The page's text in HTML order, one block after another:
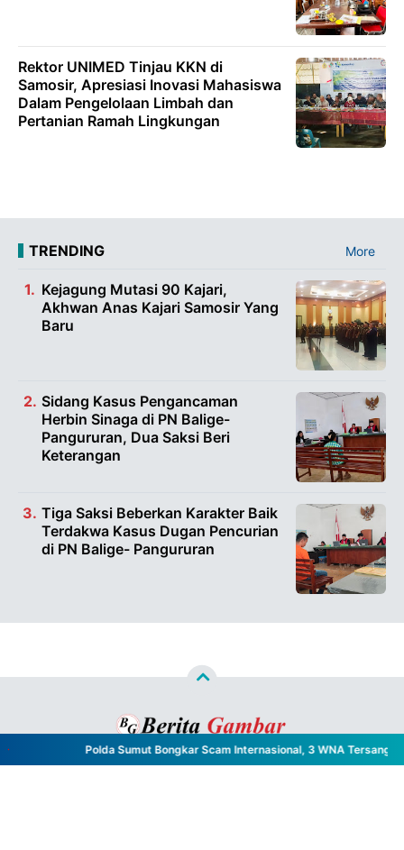
Rektor UNIMED Tinjau KKN di
Samosir, Apresiasi Inovasi Mahasiswa
Dalam Pengelolaan Limbah dan
Pertanian Ramah Lingkungan
TRENDING More
Kejagung Mutasi 90 Kajari,
Akhwan Anas Kajari Samosir Yang
Baru
Sidang Kasus Pengancaman
Herbin Sinaga di PN Balige-
Pangururan, Dua Saksi Beri
Keterangan
Tiga Saksi Beberkan Karakter Baik
Terdakwa Kasus Dugan Pencurian
di PN Balige- Pangururan
Polda Sumut Bongkar Scam Internasional, 3 WNA Tersangka
Copyright ©2026Berita Gambar™ - All Rights Reserved
Designed byNghustle